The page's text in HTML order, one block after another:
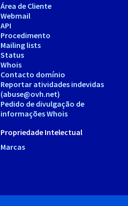
Área de Cliente
Webmail
API
Procedimento
Mailing lists
Status
Whois
Contacto domínio
Reportar atividades indevidas
(abuse@ovh.net)
Pedido de divulgação de
informações Whois
Propriedade Intelectual
Marcas